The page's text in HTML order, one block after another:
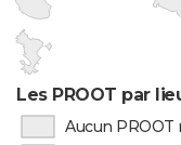
Les PROOT par
Aucun